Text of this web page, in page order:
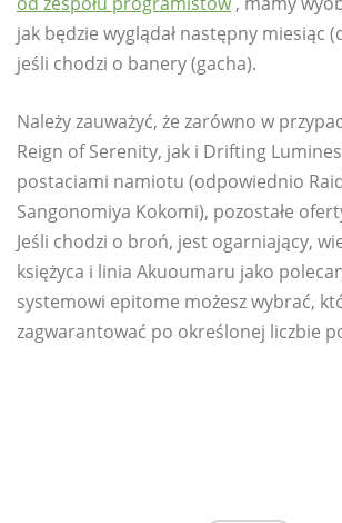
jak będzie wyglądał następny miesiąc
jeśli chodzi o banery (gacha).
Należy zauważyć, że zarówno w
Reign of Serenity, jak i Drifting
postaciami namiotu (odpowiednio
Sangonomiya Kokomi), pozostałe
Jeśli chodzi o broń, jest ogarniający,
księżyca i linia Akuoumaru jako
systemowi epitome możesz wybrać,
zagwarantować po określonej liczbie